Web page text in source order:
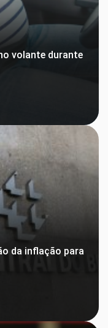
volante durante
da inflação para